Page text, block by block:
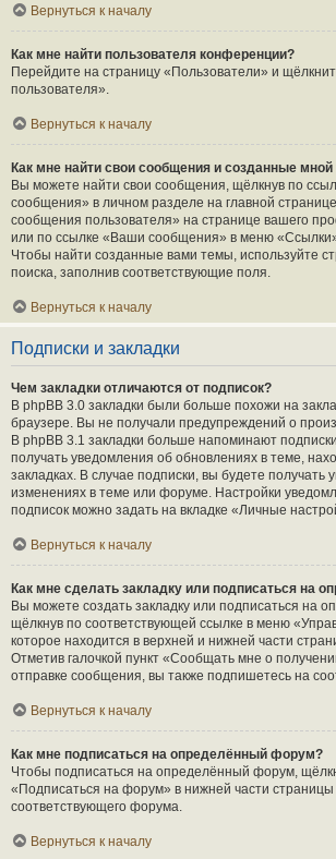
Вернуться к началу
Как мне найти пользователя конференции?
Перейдите на страницу «Пользователи» и
пользователя».
Вернуться к началу
Как мне найти свои сообщения и созданные
Вы можете найти свои сообщения, щёлкнув по
сообщения» в личном разделе на главной
сообщения пользователя» на странице вашего
или по ссылке «Ваши сообщения» в меню
Чтобы найти созданные вами темы, используйте
поиска, заполнив соответствующие поля.
Вернуться к началу
Подписки и закладки
Чем закладки отличаются от подписок?
В phpBB 3.0 закладки были больше похожи на
браузере. Вы не получали предупреждений о
В phpBB 3.1 закладки больше напоминают
получать уведомления об обновлениях в теме,
закладках. В случае подписки, вы будете получать
изменениях в теме или форуме. Настройки
подписок можно задать на вкладке «Личные
Вернуться к началу
Как мне сделать закладку или подписаться на
Вы можете создать закладку или подписаться на
щёлкнув по соответствующей ссылке в меню
которое находится в верхней и нижней части
Отметив галочкой пункт «Сообщать мне о
отправке сообщения, вы также подпишетесь на
Вернуться к началу
Как мне подписаться на определённый форум?
Чтобы подписаться на определённый форум,
«Подписаться на форум» в нижней части
соответствующего форума.
Вернуться к началу